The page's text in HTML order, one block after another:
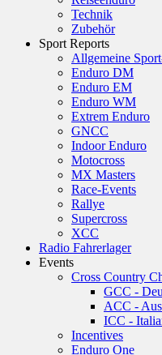
Technik
Zubehör
Sport Reports
Allgemeine
Enduro DM
Enduro EM
Enduro WM
Extrem Enduro
GNCC
Indoor Enduro
Motocross
MX Masters
Race-Events
Rallye
Supercross
XCC
Radio Fahrerlager
Events
Cross Country
GCC -
ACC -
ICC -
Incentives
Enduro One